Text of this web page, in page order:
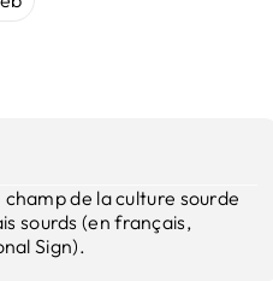
de la culture sourde
sourds (en français,
Sign).